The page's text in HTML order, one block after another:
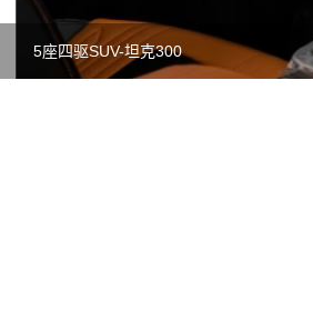
5座四驱SUV-坦克300